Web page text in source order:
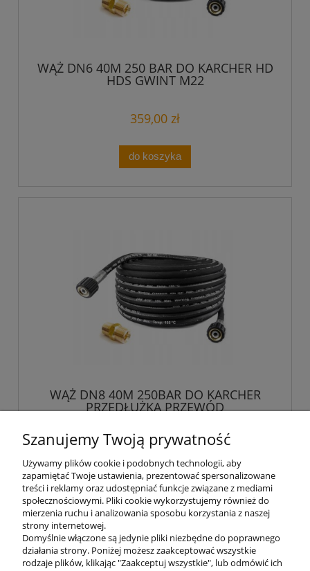
WĄŻ DN6 40M 250 BAR DO KARCHER HD
HDS GWINT M22
359,00 zł
do koszyka
WĄŻ DN8 40M 250BAR DO KARCHER
PRZEDŁUŻKA PRZEWÓD
409,00 zł
do koszyka
Szanujemy Twoją prywatność
Używamy plików cookie i podobnych technologii, aby
zapamiętać Twoje ustawienia, prezentować spersonalizowane
treści i reklamy oraz udostępniać funkcje związane z mediami
społecznościowymi. Pliki cookie wykorzystujemy również do
mierzenia ruchu i analizowania sposobu korzystania z naszej
strony internetowej.
Domyślnie włączone są jedynie pliki niezbędne do poprawnego
działania strony. Poniżej możesz zaakceptować wszystkie
rodzaje plików, klikając "Zaakceptuj wszystkie", lub odmówić ich